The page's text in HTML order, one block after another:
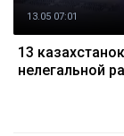
13.05 07:01
13
нелегальной